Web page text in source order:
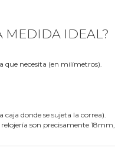
MEDIDA IDEAL?
que necesita (en milímetros).
caja donde se sujeta la correa).
son precisamente 18mm,